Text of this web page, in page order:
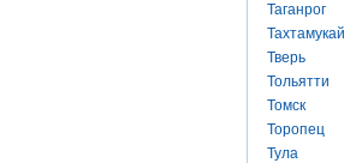
Таганрог
Тахтамукай
Тверь
Тольятти
Томск
Торопец
Тула